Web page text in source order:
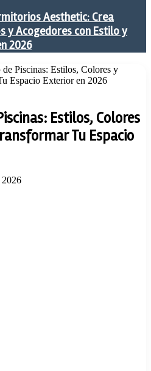
Aesthetic: Crea
y Acogedores con Estilo y
2026
de Piscinas: Estilos, Colores y
Espacio Exterior en 2026
Estilos, Colores
Tu Espacio